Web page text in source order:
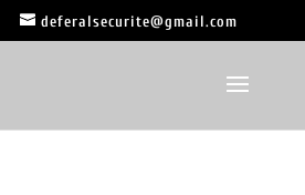
deferalsecurite@gmail.com